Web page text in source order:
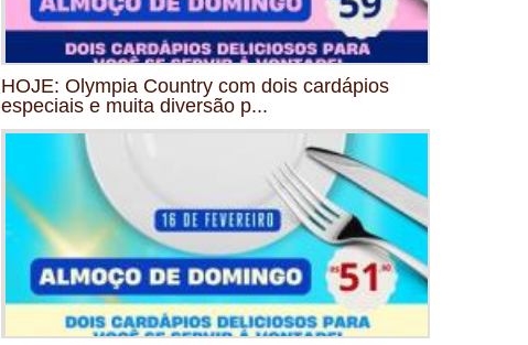
HOJE: Olympia Country com dois cardápios
especiais e muita diversão p...